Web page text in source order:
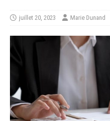
juillet 20, 2023 Marie Dunand